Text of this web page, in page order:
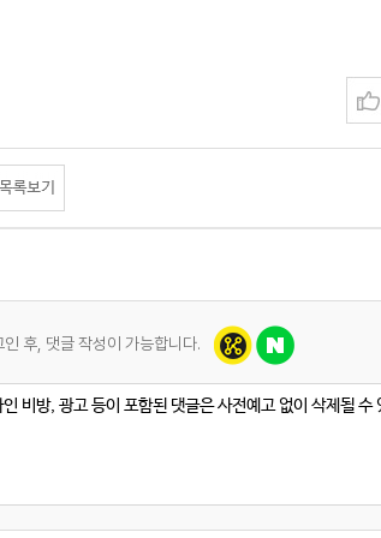
후, 댓글 작성이 가능합니다.